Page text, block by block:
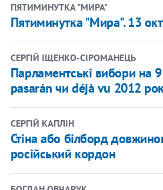
ПЯТИМИНУТКА "МИРА"
​Пятиминутка "Мира". 13
СЕРГІЙ ІЩЕНКО-СІРОМАНЕЦЬ
Парламентські вибори на
pasarán чи déjà vu 2012
СЕРГІЙ КАПЛІН
Стіна або білборд
російський кордон